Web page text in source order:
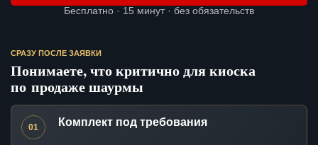
Бесплатно · 15 минут · без обязательств
СРАЗУ ПОСЛЕ ЗАЯВКИ
Понимаете, что критично для киоска
по продаже шаурмы
01 Комплект под требования